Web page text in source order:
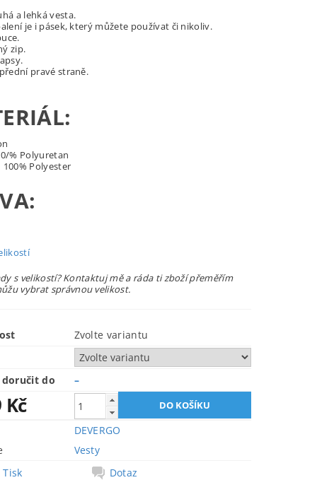
a lehká vesta.
je i pásek, který můžete používat či nikoliv.
zip.
pravé straně.
% Polyuretan
100% Polyester
s velikostí? Kontaktuj mě a ráda ti zboží přeměřím
vybrat správnou velikost.
Zvolte variantu
doručit do –
Kč
DEVERGO
Vesty
Tisk
Dotaz